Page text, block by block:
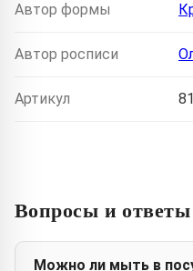
Автор формы
Автор росписи
Артикул
Вопросы и ответы
Можно ли мыть в